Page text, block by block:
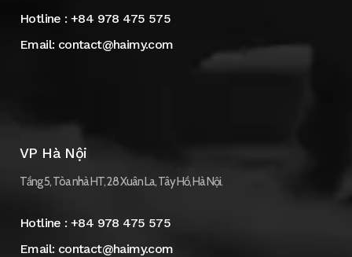
Hotline :+84 978 475 575
Email: contact@haimy.com
VP Hà Nội
Tầng 5, Tòa nhà HT, 28 Xuân La, Tây Hồ, Hà Nội.
Hotline :+84 978 475 575
Email: contact@haimy.com